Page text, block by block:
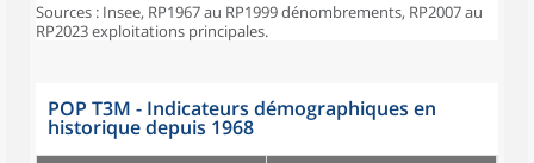
Sources : Insee, RP1967 au RP1999 dénombrements, RP2007 au
RP2023 exploitations principales.
POP T3M - Indicateurs démographiques en
historique depuis 1968